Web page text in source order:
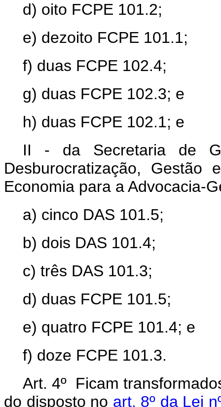
d) oito FCPE 101.2;
e) dezoito FCPE 101.1;
f) duas FCPE 102.4;
g) duas FCPE 102.3; e
h) duas FCPE 102.1; e
II - da Secretaria de
Desburocratização,
Economia para a Advocacia-
a) cinco DAS 101.5;
b) dois DAS 101.4;
c) três DAS 101.3;
d) duas FCPE 101.5;
e) quatro FCPE 101.4; e
f) doze FCPE 101.3.
Art. 4º Ficam
do disposto no art. 8º da Lei